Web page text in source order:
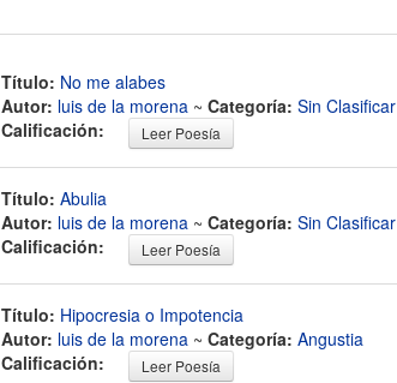
Título: No me alabes
Autor: luis de la morena ~ Categoría: Sin Clasificar
Calificación:
Leer Poesía
Título: Abulia
Autor: luis de la morena ~ Categoría: Sin Clasificar
Calificación:
Leer Poesía
Título: Hipocresia o Impotencia
Autor: luis de la morena ~ Categoría: Angustia
Calificación:
Leer Poesía